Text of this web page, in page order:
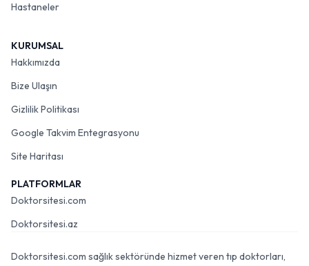
Hastaneler
KURUMSAL
Hakkımızda
Bize Ulaşın
Gizlilik Politikası
Google Takvim Entegrasyonu
Site Haritası
PLATFORMLAR
Doktorsitesi.com
Doktorsitesi.az
Doktorsitesi.com sağlık sektöründe hizmet veren tıp doktorları,